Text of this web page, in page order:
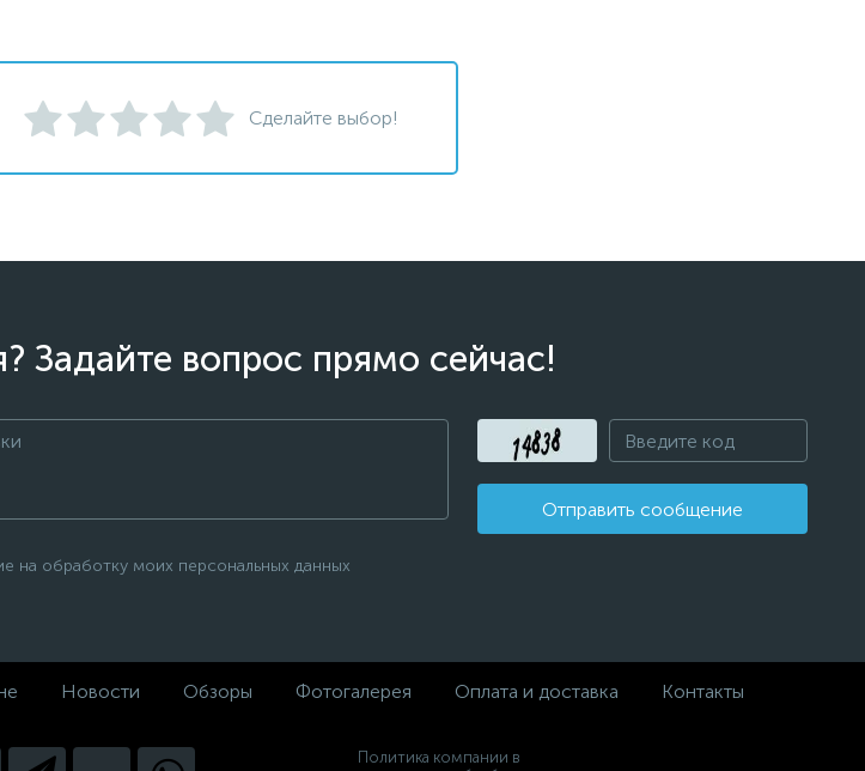
Сделайте выбор!
Задайте вопрос прямо сейчас!
Отправить сообщение
на обработку моих персональных данных
Новости Обзоры Фотогалерея Оплата и доставка Контакты
Политика компании в